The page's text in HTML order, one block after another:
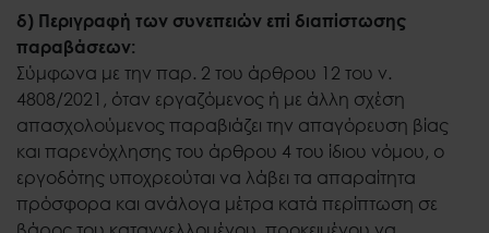
δ) Περιγραφή των συνεπειών επί διαπίστωσης
παραβάσεων:
Σύμφωνα με την παρ. 2 του άρθρου 12 του ν.
4808/2021, όταν εργαζόμενος ή με άλλη σχέση
απασχολούμενος παραβιάζει την απαγόρευση βίας
και παρενόχλησης του άρθρου 4 του ίδιου νόμου, ο
εργοδότης υποχρεούται να λάβει τα απαραίτητα
πρόσφορα και ανάλογα μέτρα κατά περίπτωση σε